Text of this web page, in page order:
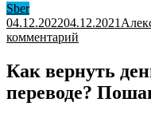
Sber
04.12.202204.12.2021
комментарий
Статус
Платежа
Как вернуть
переводе?